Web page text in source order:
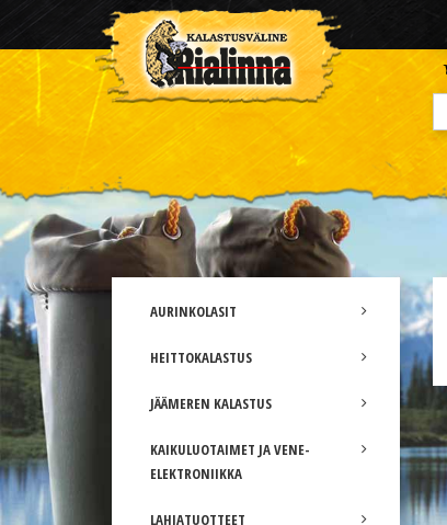
AURINKOLASIT
HEITTOKALASTUS
JÄÄMEREN KALASTUS
KAIKULUOTAIMET JA VENE-
ELEKTRONIIKKA
LAHJATUOTTEET